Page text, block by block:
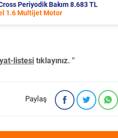
Periyodik Bakım 8.683 TL
1.6 Multijet Motor
listesi tıklayınız. "
Paylaş